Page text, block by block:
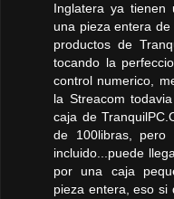
Inglatera ya tienen
una pieza entera
productos de
tocando la
control numerico,
la Streacom
caja de
de 100libras,
incluido...puede
por una caja
pieza entera, eso si